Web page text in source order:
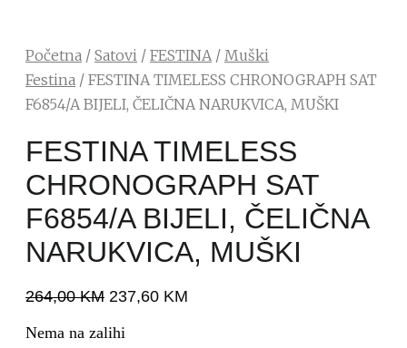
Početna / Satovi / FESTINA / Muški
Festina / FESTINA TIMELESS CHRONOGRAPH SAT
F6854/A BIJELI, ČELIČNA NARUKVICA, MUŠKI
FESTINA TIMELESS
CHRONOGRAPH SAT
F6854/A BIJELI, ČELIČNA
NARUKVICA, MUŠKI
264,00KM 237,60 KM
Nema na zalihi